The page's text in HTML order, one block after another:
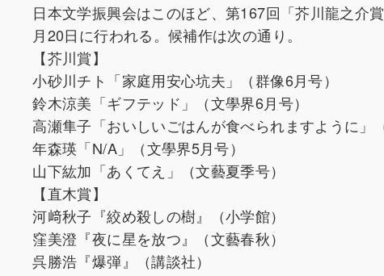
日本文学振興会はこのほど、第167回「芥川龍之介
月20日に行われる。候補作は次の通り。
【芥川賞】
小砂川チト「家庭用安心坑夫」（群像6月号）
鈴木涼美「ギフテッド」（文學界6月号）
高瀬隼子「おいしいごはんが食べられますように」
年森瑛「N/A」（文學界5月号）
山下紘加「あくてえ」（文藝夏季号）
【直木賞】
河﨑秋子『絞め殺しの樹』（小学館）
窪美澄『夜に星を放つ』（文藝春秋）
呉勝浩『爆弾』（講談社）